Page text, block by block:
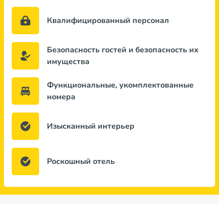
Квалифицированный персонал
Безопасность гостей и безопасность их
имущества
Функциональные, укомплектованные
номера
Изысканный интерьер
Роскошный отель